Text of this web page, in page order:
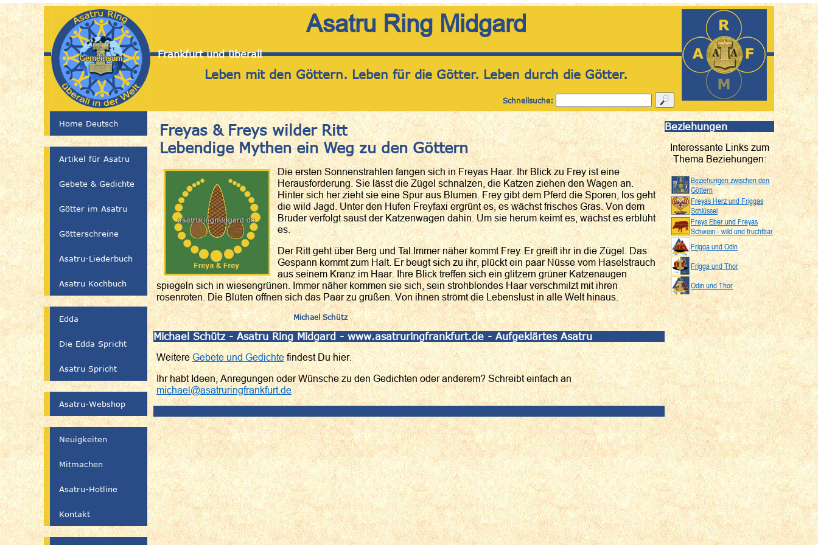
Asatru Ring Midgard
Frankfurt und überall
Leben mit den Göttern. Leben für die Götter. Leben durch die Götter.
Schnellsuche:
Freyas & Freys wilder Ritt
Lebendige Mythen ein Weg zu den Göttern
Die ersten Sonnenstrahlen fangen sich in Freyas Haar. Ihr Blick zu Frey ist eine
Herausforderung. Sie lässt die Zügel schnalzen, die Katzen ziehen den Wagen an.
Hinter sich her zieht sie eine Spur aus Blumen. Frey gibt dem Pferd die Sporen, los geht
die wild Jagd. Unter den Hufen Freyfaxi ergrünt es, es wächst frisches Gras. Von dem
Bruder verfolgt saust der Katzenwagen dahin. Um sie herum keimt es, wächst es erblüht
es.
Der Ritt geht über Berg und Tal.Immer näher kommt Frey. Er greift ihr in die Zügel. Das
Gespann kommt zum Halt. Er beugt sich zu ihr, plückt ein paar Nüsse vom Haselstrauch
aus seinem Kranz im Haar. Ihre Blick treffen sich ein glitzern grüner Katzenaugen
spiegeln sich in wiesengrünen. Immer näher kommen sie sich, sein strohblondes Haar verschmilzt mit ihren
rosenroten. Die Blüten öffnen sich das Paar zu grüßen. Von ihnen strömt die Lebenslust in alle Welt hinaus.
Michael Schütz
Michael Schütz - Asatru Ring Midgard - www.asatruringfrankfurt.de - Aufgeklärtes Asatru
Weitere Gebete und Gedichtefindest Du hier.
Ihr habt Ideen, Anregungen oder Wünsche zu den Gedichten oder anderem? Schreibt einfach an
michael@asatruringfrankfurt.de
Beziehungen
Interessante Links zum
Thema Beziehungen:
Beziehungen zwischen den
Göttern
Freyas Herz und Friggas
Schlüssel
Freys Eber und Freyas
Schwein - wild und fruchtbar
Frigga und Odin
Frigga und Thor
Odin und Thor
Home Deutsch
Artikel für Asatru
Gebete & Gedichte
Götter im Asatru
Götterschreine
Asatru-Liederbuch
Asatru Kochbuch
Edda
Die Edda Spricht
Asatru Spricht
Asatru-Webshop
Neuigkeiten
Mitmachen
Asatru-Hotline
Kontakt